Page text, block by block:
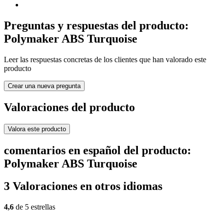
Preguntas y respuestas del producto:
Polymaker ABS Turquoise
Leer las respuestas concretas de los clientes que han valorado este
producto
Crear una nueva pregunta
Valoraciones del producto
Valora este producto
comentarios en español del producto:
Polymaker ABS Turquoise
3 Valoraciones en otros idiomas
4,6 de 5 estrellas